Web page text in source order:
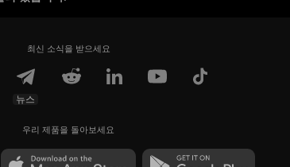
최신 소식을 받으세요
뉴스
우리 제품을 돌아보세요